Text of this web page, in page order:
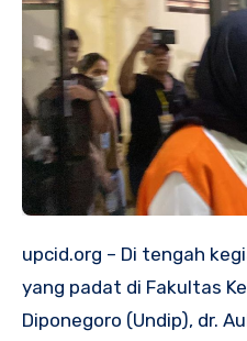
upcid.org – Di tengah kegiatan akademik dan klinis
yang padat di Fakultas
Diponegoro (Undip), dr.